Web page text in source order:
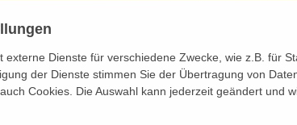
externe Dienste für verschiedene Zwecke, wie z.B. für
der Dienste stimmen Sie der Übertragung von
Cookies. Die Auswahl kann jederzeit geändert und